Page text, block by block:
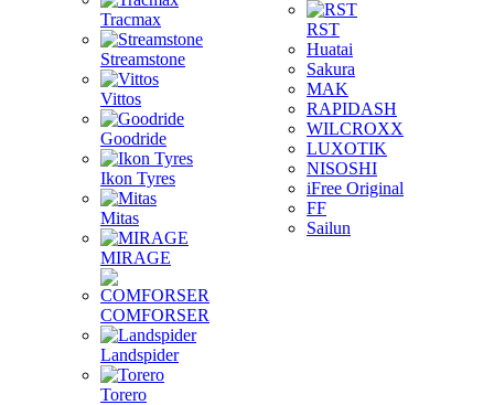
Tracmax
Streamstone
Vittos
Goodride
Ikon Tyres
Mitas
MIRAGE
COMFORSER
Landspider
Torero
RST
Huatai
Sakura
MAK
RAPIDASH
WILCROXX
LUXOTIK
NISOSHI
iFree Original
FF
Sailun